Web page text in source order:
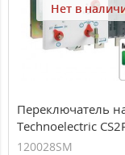
Нет в
Переключатель
Technoelectric
120028SM